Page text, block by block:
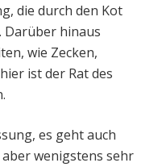
die durch den Kot
hinaus
wie Zecken,
ist der Rat des
es geht auch
wenigstens sehr